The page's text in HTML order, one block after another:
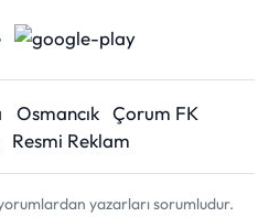
Osmancık Çorum FK
Resmi Reklam
yazarları sorumludur.